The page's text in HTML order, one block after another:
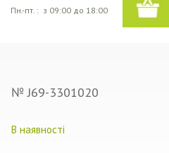
Пн.-пт. : з 09:00 до 18:00
№ J69-3301020
В наявності